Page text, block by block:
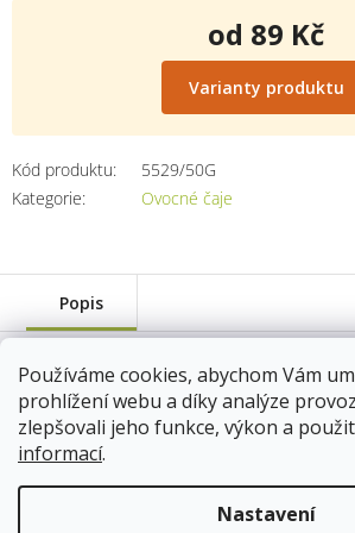
Používáme cookies, abychom Vám
prohlížení webu a díky analýze
zlepšovali jeho funkce, výkon a
informací.
Nastavení
Kód produktu:
5529/50G
Kategorie: Ovocné čaje
od 89 Kč
Měrná
cena:
Varianty produktu
Popis
váha: 50g
5529/50G
89 Kč
Skladem 13.8.2026